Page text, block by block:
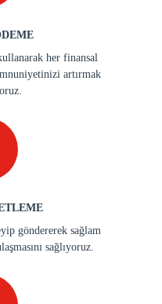
her finansal
artırmak
göndererek sağlam
sağlıyoruz.